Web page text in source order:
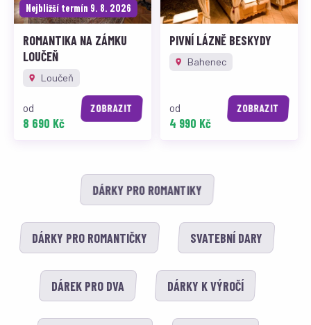
Nejbližší termín 9. 8. 2026
ROMANTIKA NA ZÁMKU
LOUČEŇ
Loučeň
od
8 690 Kč
ZOBRAZIT
PIVNÍ LÁZNĚ BESKYDY
Bahenec
od
4 990 Kč
ZOBRAZIT
DÁRKY PRO ROMANTIKY
DÁRKY PRO ROMANTIČKY SVATEBNÍ DARY
DÁREK PRO DVA DÁRKY K VÝROČÍ